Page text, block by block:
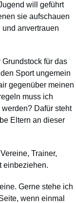
will geführt
sie aufschauen
anvertrauen
für das
Sport ungemein
gegenüber meinen
muss ich
Dafür steht
Eltern an dieser
Trainer,
einbeziehen.
Gerne stehe ich
wenn einmal